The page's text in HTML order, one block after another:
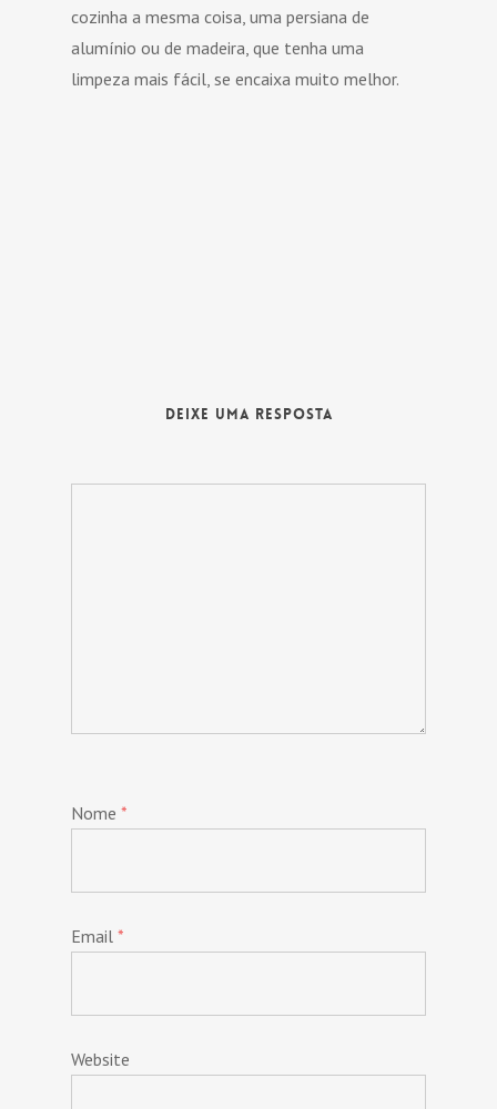
cozinha a mesma coisa, uma persiana de
alumínio ou de madeira, que tenha uma
limpeza mais fácil, se encaixa muito melhor.
Deixe uma Resposta
Nome *
Email *
Website